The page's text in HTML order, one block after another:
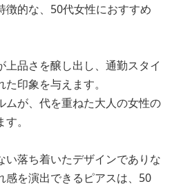
徴的な、50代女性におすすめ
品さを醸し出し、通勤スタイ
印象を与えます。
ムが、代を重ねた大人の女性の
。
い落ち着いたデザインでありな
感を演出できるピアスは、50